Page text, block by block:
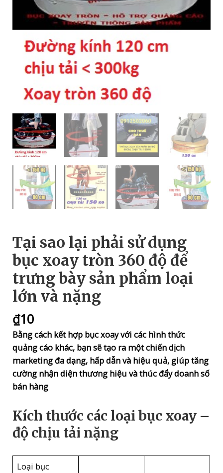
Tại sao lại phải sử dụng
bục xoay tròn 360 độ để
trưng bày sản phẩm loại
lớn và nặng
₫10
Bằng cách kết hợp bục xoay với các hình thức
quảng cáo khác, bạn sẽ tạo ra một chiến dịch
marketing đa dạng, hấp dẫn và hiệu quả, giúp tăng
cường nhận diện thương hiệu và thúc đẩy doanh số
bán hàng
Kích thước các loại bục xoay –
độ chịu tải nặng
Loại bục